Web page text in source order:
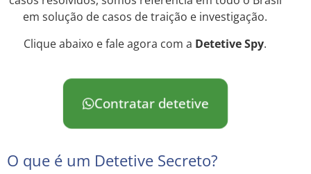
em solução de casos de traição e investigação.
Clique abaixo e fale agora com a Detetive Spy.
Contratar detetive
O que é um Detetive Secreto?